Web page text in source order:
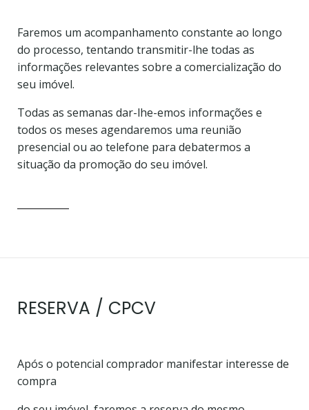
Faremos um acompanhamento constante ao longo
do processo, tentando transmitir-lhe todas as
informações relevantes sobre a comercialização do
seu imóvel.
Todas as semanas dar-lhe-emos informações e
todos os meses agendaremos uma reunião
presencial ou ao telefone para debatermos a
situação da promoção do seu imóvel.
RESERVA / CPCV
Após o potencial comprador manifestar interesse de
compra